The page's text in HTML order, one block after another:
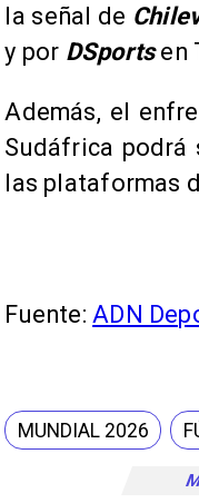
la señal de
y por DSportsen
Además, el
Sudáfrica podrá
las plataformas
Fuente: ADN
MUNDIAL 2026